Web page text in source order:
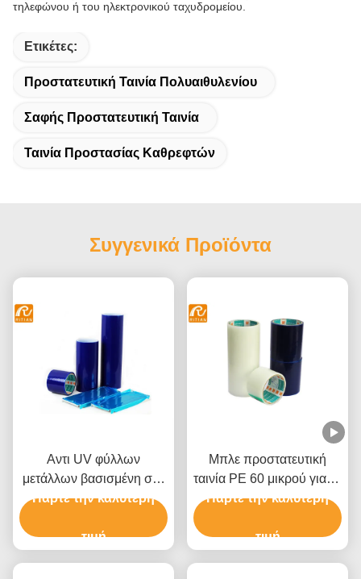
τηλεφώνου ή του ηλεκτρονικού ταχυδρομείου.
Ετικέτες:
Προστατευτική Ταινία Πολυαιθυλενίου
Σαφής Προστατευτική Ταινία
Ταινία Προστασίας Καθρεφτών
Συγγενικά Προϊόντα
Αντι UV φύλλων
μετάλλων βασισμένη στο
διαλύτη κόλλα ταινιών
προστατευτική
Πάρτε την καλύτερη
τιμή
Μπλε προστατευτική
ταινία PE 60 μικρού για το
αλουμίνιο ανοξείδωτου
Πάρτε την καλύτερη
τιμή